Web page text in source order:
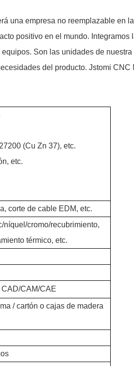
una empresa no reemplazable en
positivo en el mundo.
Son las unidades de
del producto. Jstomi
(Cu Zn 37), etc.
etc.
corte de cable EDM, etc.
níquel/cromo/recubrimiento,
térmico, etc.
CAM/CAE
/ cartón o cajas de madera